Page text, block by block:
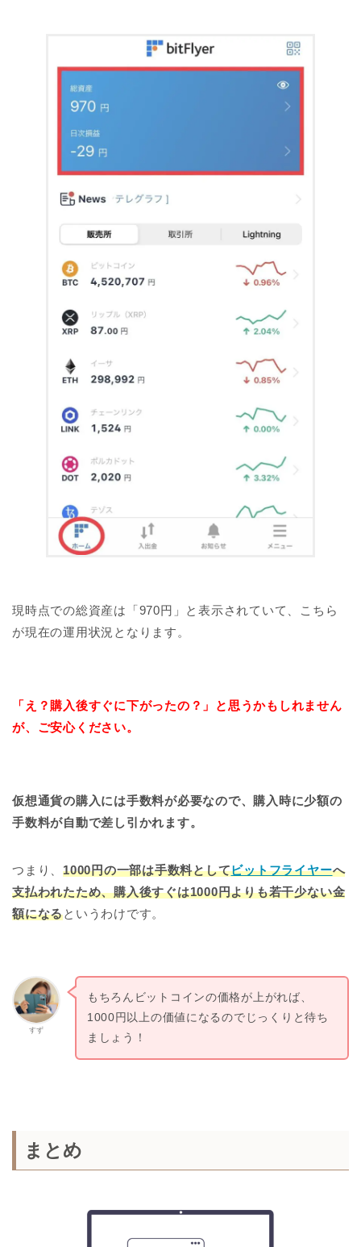
現時点での総資産は「970円」と表示されていて、こちら
が現在の運用状況となります。
「え？購入後すぐに下がったの？」と思うかもしれません
が、ご安心ください。
仮想通貨の購入には手数料が必要なので、購入時に少額の
手数料が自動で差し引かれます。
つまり、1000円の一部は手数料としてビットフライヤーへ
支払われたため、購入後すぐは1000円よりも若干少ない金
額になるというわけです。
すず
もちろんビットコインの価格が上がれば、
1000円以上の価値になるのでじっくりと待ち
ましょう！
まとめ